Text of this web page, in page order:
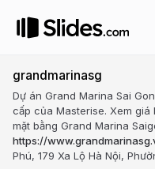
grandmarinasg
Dự án Grand Marina Sai
cấp của Masterise. Xem
mặt bằng Grand Marina
https://
Phú, 179 Xa Lộ Hà Nội,